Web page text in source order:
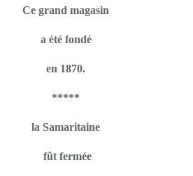
Ce grand magasin
a été fondé
en 1870.
*****
la Samaritaine
fût fermée